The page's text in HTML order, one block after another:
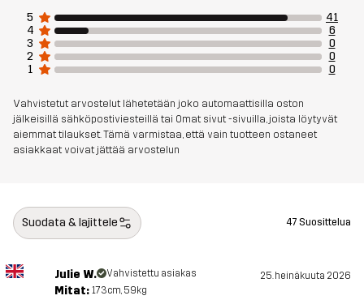
5
41
4
6
3
0
2
0
1
0
Vahvistetut arvostelut lähetetään joko automaattisilla oston
jälkeisillä sähköpostiviesteillä tai Omat sivut -sivuilla, joista löytyvät
aiemmat tilaukset. Tämä varmistaa, että vain tuotteen ostaneet
asiakkaat voivat jättää arvostelun
Suodata & lajittele 47 Suosittelua
Julie W. Vahvistettu asiakas 25. heinäkuuta 2026
Mitat: 173cm, 59kg